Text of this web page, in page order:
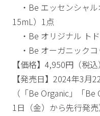
・Be エッセンシャル
15mL）1点
・Be オリジナル ト
・Be オーガニック
【価格】4,950円（税込）
【発売日】2024年3月
（「Be Organic」「
1日（金）から先行発売